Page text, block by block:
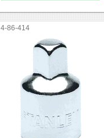
4-86-414